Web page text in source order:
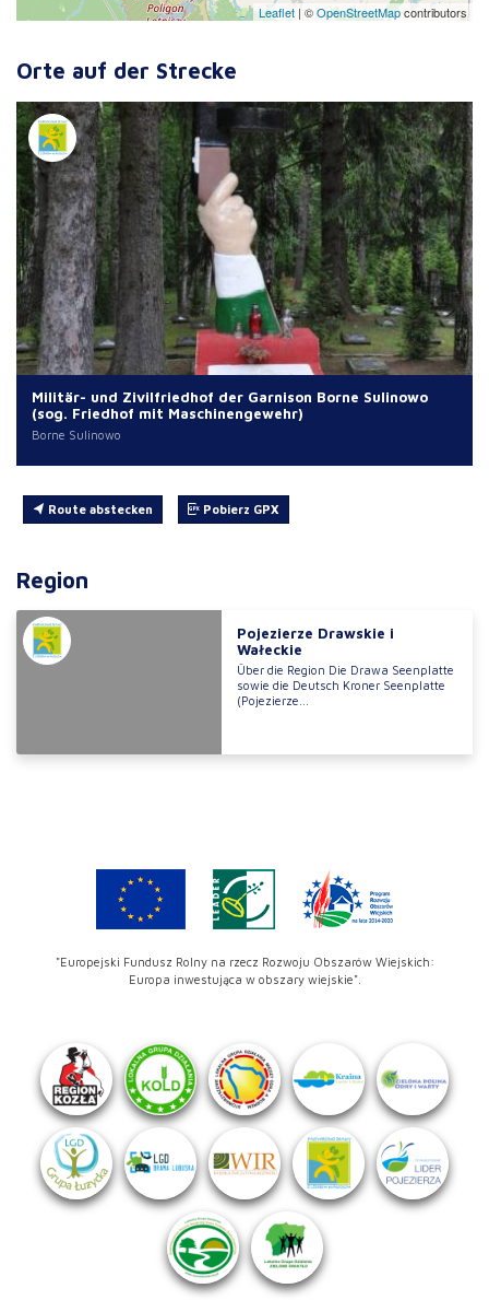
Leaflet | ©OpenStreetMapcontributors
Orte auf der Strecke
Militär- und Zivilfriedhof der Garnison Borne Sulinowo
(sog. Friedhof mit Maschinengewehr)
Borne Sulinowo
Route abstecken Pobierz GPX
Region
Pojezierze Drawskie i
Wałeckie
Über die Region Die Drawa Seenplatte
sowie die Deutsch Kroner Seenplatte
(Pojezierze...
"Europejski Fundusz Rolny na rzecz Rozwoju Obszarów Wiejskich:
Europa inwestująca w obszary wiejskie".